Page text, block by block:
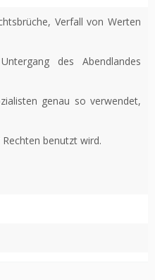
Verfall von Werten
des Abendlandes
genau so verwendet,
Rechten benutzt wird.